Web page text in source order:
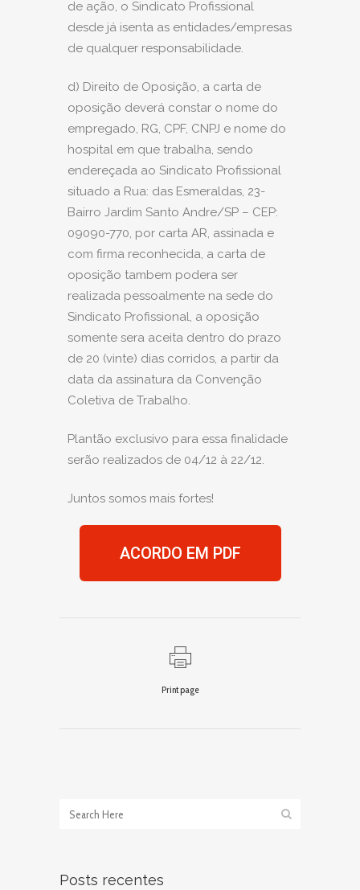
de ação, o Sindicato Profissional
desde já isenta as entidades/empresas
de qualquer responsabilidade.
d) Direito de Oposição, a carta de
oposição deverá constar o nome do
empregado, RG, CPF, CNPJ e nome do
hospital em que trabalha, sendo
endereçada ao Sindicato Profissional
situado a Rua: das Esmeraldas, 23-
Bairro Jardim Santo Andre/SP – CEP:
09090-770, por carta AR, assinada e
com firma reconhecida, a carta de
oposição tambem podera ser
realizada pessoalmente na sede do
Sindicato Profissional, a oposição
somente sera aceita dentro do prazo
de 20 (vinte) dias corridos, a partir da
data da assinatura da Convenção
Coletiva de Trabalho.
Plantão exclusivo para essa finalidade
serão realizados de 04/12 à 22/12.
Juntos somos mais fortes!
ACORDO EM PDF
Print page
Posts recentes